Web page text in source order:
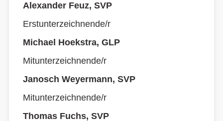
Alexander Feuz, SVP
Erstunterzeichnende/r
Michael Hoekstra, GLP
Mitunterzeichnende/r
Janosch Weyermann, SVP
Mitunterzeichnende/r
Thomas Fuchs, SVP